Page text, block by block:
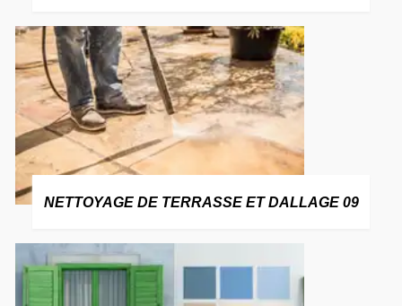
NETTOYAGE DE TERRASSE ET DALLAGE 09